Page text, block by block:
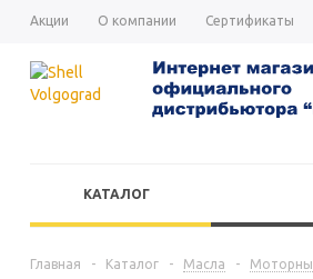
Акции О компании Сертификаты
КАТАЛОГ
Главная - Каталог - Масла -